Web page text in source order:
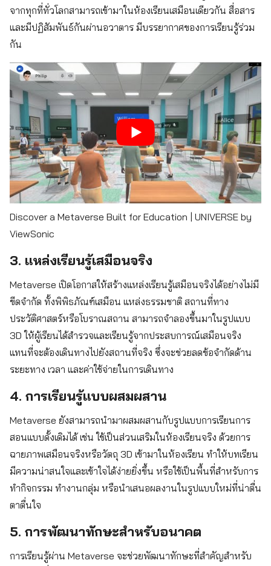
จากทุกที่ทั่วโลกสามารถเข้ามาในห้องเรียนเสมือนเดียวกัน สื่อสาร
และมีปฏิสัมพันธ์กันผ่านอวาตาร มีบรรยากาศของการเรียนรู้ร่วม
กัน
Discover a Metaverse Built for Education | UNIVERSE by
ViewSonic
3. แหล่งเรียนรู้เสมือนจริง
Metaverse เปิดโอกาสให้สร้างแหล่งเรียนรู้เสมือนจริงได้อย่างไม่มี
ขีดจำกัด ทั้งพิพิธภัณฑ์เสมือน แหล่งธรรมชาติ สถานที่ทาง
ประวัติศาสตร์หรือโบราณสถาน สามารถจำลองขึ้นมาในรูปแบบ
3D ให้ผู้เรียนได้สำรวจและเรียนรู้จากประสบการณ์เสมือนจริง
แทนที่จะต้องเดินทางไปยังสถานที่จริง ซึ่งจะช่วยลดข้อจำกัดด้าน
ระยะทาง เวลา และค่าใช้จ่ายในการเดินทาง
4. การเรียนรู้แบบผสมผสาน
Metaverse ยังสามารถนำมาผสมผสานกับรูปแบบการเรียนการ
สอนแบบดั้งเดิมได้ เช่น ใช้เป็นส่วนเสริมในห้องเรียนจริง ด้วยการ
ฉายภาพเสมือนจริงหรือวัตถุ 3D เข้ามาในห้องเรียน ทำให้บทเรียน
มีความน่าสนใจและเข้าใจได้ง่ายยิ่งขึ้น หรือใช้เป็นพื้นที่สำหรับการ
ทำกิจกรรม ทำงานกลุ่ม หรือนำเสนอผลงานในรูปแบบใหม่ที่น่าตื่น
ตาตื่นใจ
5. การพัฒนาทักษะสำหรับอนาคต
การเรียนรู้ผ่าน Metaverse จะช่วยพัฒนาทักษะที่สำคัญสำหรับ